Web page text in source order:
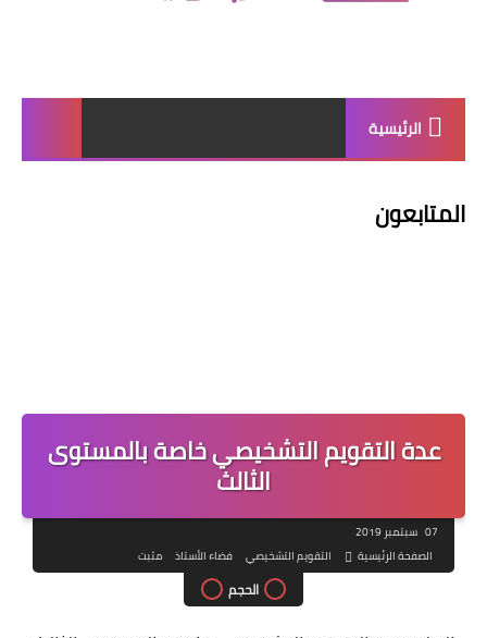
الرئيسية
المتابعون
عدة التقويم التشخيصي خاصة بالمستوى
الثالث
07 سبتمبر 2019
الصفحة الرئيسية
التقويم التشخيصي فضاء الأستاذ مثبت
الحجم